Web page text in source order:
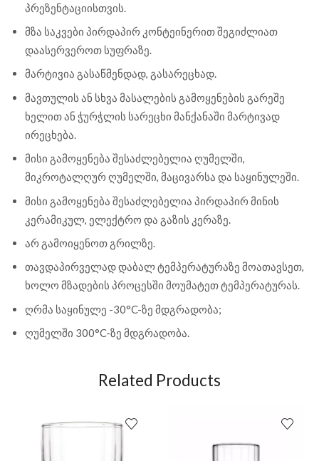
პრეზენტაციისთვის.
მზა საკვები პირდაპირ კონტეინერით შეგიძლიათ
დაასერვეროთ სუფრაზე.
მარტივია გასაწმენდად, გასარეცხად.
მავთულის ან სხვა მასალების გამოყენების გარეშე
ხელით ან ჭურჭლის სარეცხი მანქანაში მარტივად
ირეცხება.
მისი გამოყენება შესაძლებელია ღუმელში,
მიკროტალღურ ღუმელში, მაცივარსა და საყინულეში.
მისი გამოყენება შესაძლებელია პირდაპირ მინის
კერამიკულ, ელექტრო და გაზის კერაზე.
არ გამოიყენოთ გრილზე.
თავდაპირველად დაბალ ტემპერატურაზე მოათავსეთ,
ხოლო მზადების პროცესში მოუმატეთ ტემპერატურას.
ღრმა საყინულე -30°C-ზე მდგრადობა;
ღუმელში 300°C-ზე მდგრადობა.
Related Products